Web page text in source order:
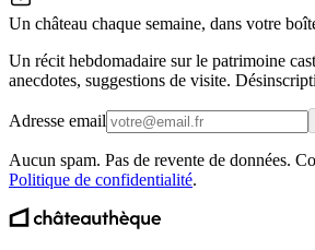
Un château chaque semaine, dans votre
Un récit hebdomadaire sur le patrimoine
anecdotes, suggestions de visite.
Adresse email
Aucun spam. Pas de revente de données.
Politique de confidentialité.